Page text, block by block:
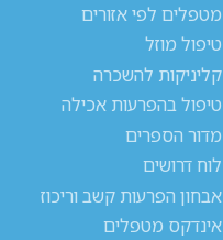
מטפלים לפי אזורים
טיפול מוזל
קליניקות להשכרה
טיפול בהפרעות אכילה
מדור הספרים
לוח דרושים
אבחון הפרעות קשב וריכוז
אינדקס מטפלים